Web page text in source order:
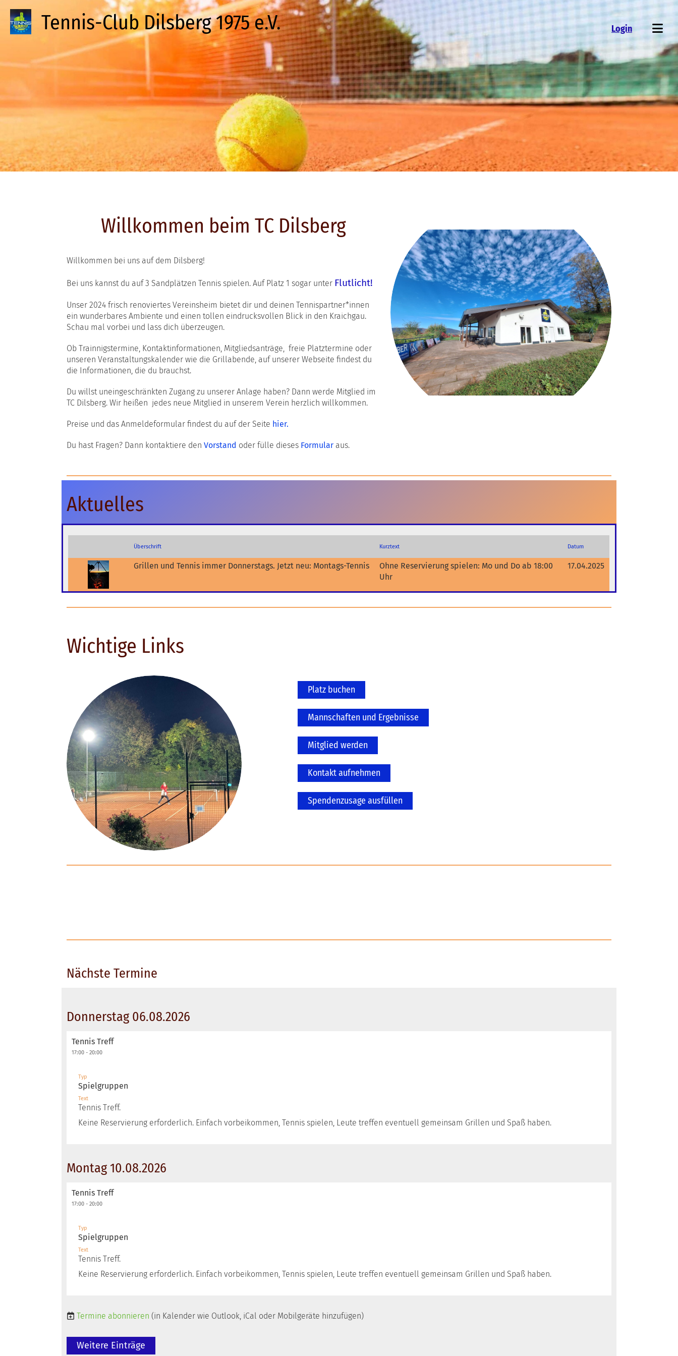
Tennis-Club Dilsberg 1975 e.V. Login
Willkommen beim TC Dilsberg
Willkommen bei uns auf dem Dilsberg!
Bei uns kannst du auf 3 Sandplätzen Tennis spielen. Auf Platz 1 sogar unter Flutlicht!
Unser 2024 frisch renoviertes Vereinsheim bietet dir und deinen Tennispartner*innen
ein wunderbares Ambiente und einen tollen eindrucksvollen Blick in den Kraichgau.
Schau mal vorbei und lass dich überzeugen.
Ob Trainnigstermine, Kontaktinformationen, Mitgliedsanträge, freie Platztermine oder
unseren Veranstaltungskalender wie die Grillabende, auf unserer Webseite findest du
die Informationen, die du brauchst.
Du willst uneingeschränkten Zugang zu unserer Anlage haben? Dann werde Mitglied im
TC Dilsberg. Wir heißen jedes neue Mitglied in unserem Verein herzlich willkommen.
Preise und das Anmeldeformular findest du auf der Seite hier.
Du hast Fragen? Dann kontaktiere den Vorstand oder fülle dieses Formular aus.
Aktuelles
Überschrift Kurztext Datum
Grillen und Tennis immer Donnerstags. Jetzt neu: Montags-Tennis
Ohne Reservierung spielen: Mo und Do ab 18:00
Uhr
17.04.2025
Wichtige Links
Platz buchen
Mannschaften und Ergebnisse
Mitglied werden
Kontakt aufnehmen
Spendenzusage ausfüllen
Nächste Termine
Donnerstag 06.08.2026
Tennis Treff
17:00 - 20:00
Typ
Spielgruppen
Text
Tennis Treff.
Keine Reservierung erforderlich. Einfach vorbeikommen, Tennis spielen, Leute treffen eventuell gemeinsam Grillen und Spaß haben.
Montag 10.08.2026
Tennis Treff
17:00 - 20:00
Typ
Spielgruppen
Text
Tennis Treff.
Keine Reservierung erforderlich. Einfach vorbeikommen, Tennis spielen, Leute treffen eventuell gemeinsam Grillen und Spaß haben.
Termine abonnieren (in Kalender wie Outlook, iCal oder Mobilgeräte hinzufügen)
Weitere Einträge